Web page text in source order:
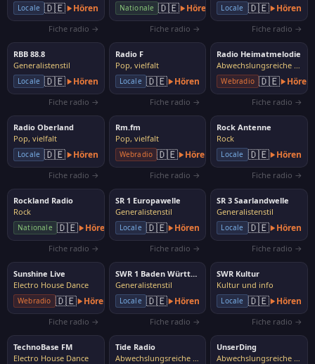
Locale 🇩🇪 Hören
Fiche radio →
Nationale 🇩🇪 Hören
Fiche radio →
Locale 🇩🇪 Hören
Fiche radio →
RBB 88.8
Generalistenstil
Locale 🇩🇪 Hören
Fiche radio →
Radio F
Pop, vielfalt
Locale 🇩🇪 Hören
Fiche radio →
Radio Heimatmelodie
Abwechslungsreiche Musik
Webradio 🇩🇪 Hören
Fiche radio →
Radio Oberland
Pop, vielfalt
Locale 🇩🇪 Hören
Fiche radio →
Rm.fm
Pop, vielfalt
Webradio 🇩🇪 Hören
Fiche radio →
Rock Antenne
Rock
Locale 🇩🇪 Hören
Fiche radio →
Rockland Radio
Rock
Nationale 🇩🇪 Hören
Fiche radio →
SR 1 Europawelle
Generalistenstil
Locale 🇩🇪 Hören
Fiche radio →
SR 3 Saarlandwelle
Generalistenstil
Locale 🇩🇪 Hören
Fiche radio →
Sunshine Live
Electro House Dance
Webradio 🇩🇪 Hören
Fiche radio →
SWR 1 Baden Württemberg
Generalistenstil
Locale 🇩🇪 Hören
Fiche radio →
SWR Kultur
Kultur und info
Locale 🇩🇪 Hören
Fiche radio →
TechnoBase FM
Electro House Dance
Tide Radio
Abwechslungsreiche Musik
UnserDing
Abwechslungsreiche Musik